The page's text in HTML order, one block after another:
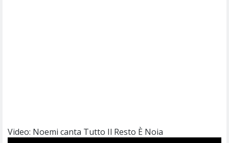
Video: Noemi canta Tutto Il Resto È Noia